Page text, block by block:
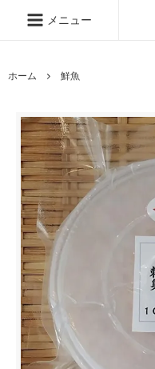
メニュー
ホーム 鮮魚